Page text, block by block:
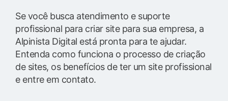
Se você busca atendimento e suporte
profissional para criar site para sua empresa, a
Alpinista Digital está pronta para te ajudar.
Entenda como funciona o processo de criação
de sites, os benefícios de ter um site profissional
e entre em contato.